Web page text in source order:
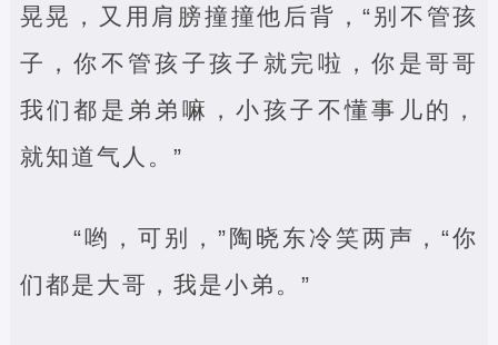
晃晃，又用肩膀撞撞他后背，“别不管孩
子，你不管孩子孩子就完啦，你是哥哥
我们都是弟弟嘛，小孩子不懂事儿的，
就知道气人。”
“哟，可别，”陶晓东冷笑两声，“你
们都是大哥，我是小弟。”